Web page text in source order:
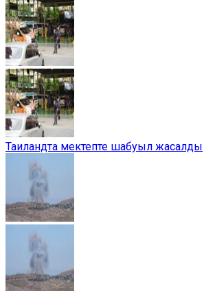
Таиландта мектепте шабуыл жасалды